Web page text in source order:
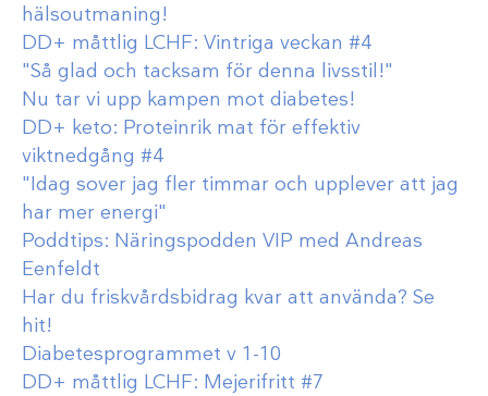
hälsoutmaning!
DD+ måttlig LCHF: Vintriga veckan #4
"Så glad och tacksam för denna livsstil!"
Nu tar vi upp kampen mot diabetes!
DD+ keto: Proteinrik mat för effektiv
viktnedgång #4
"Idag sover jag fler timmar och upplever att jag
har mer energi"
Poddtips: Näringspodden VIP med Andreas
Eenfeldt
Har du friskvårdsbidrag kvar att använda? Se
hit!
Diabetesprogrammet v 1-10
DD+ måttlig LCHF: Mejerifritt #7